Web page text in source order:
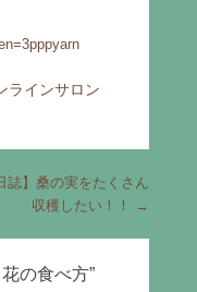
ラインサロン
誌】桑の実をたくさん
収穫したい！！
→
花の食べ方”